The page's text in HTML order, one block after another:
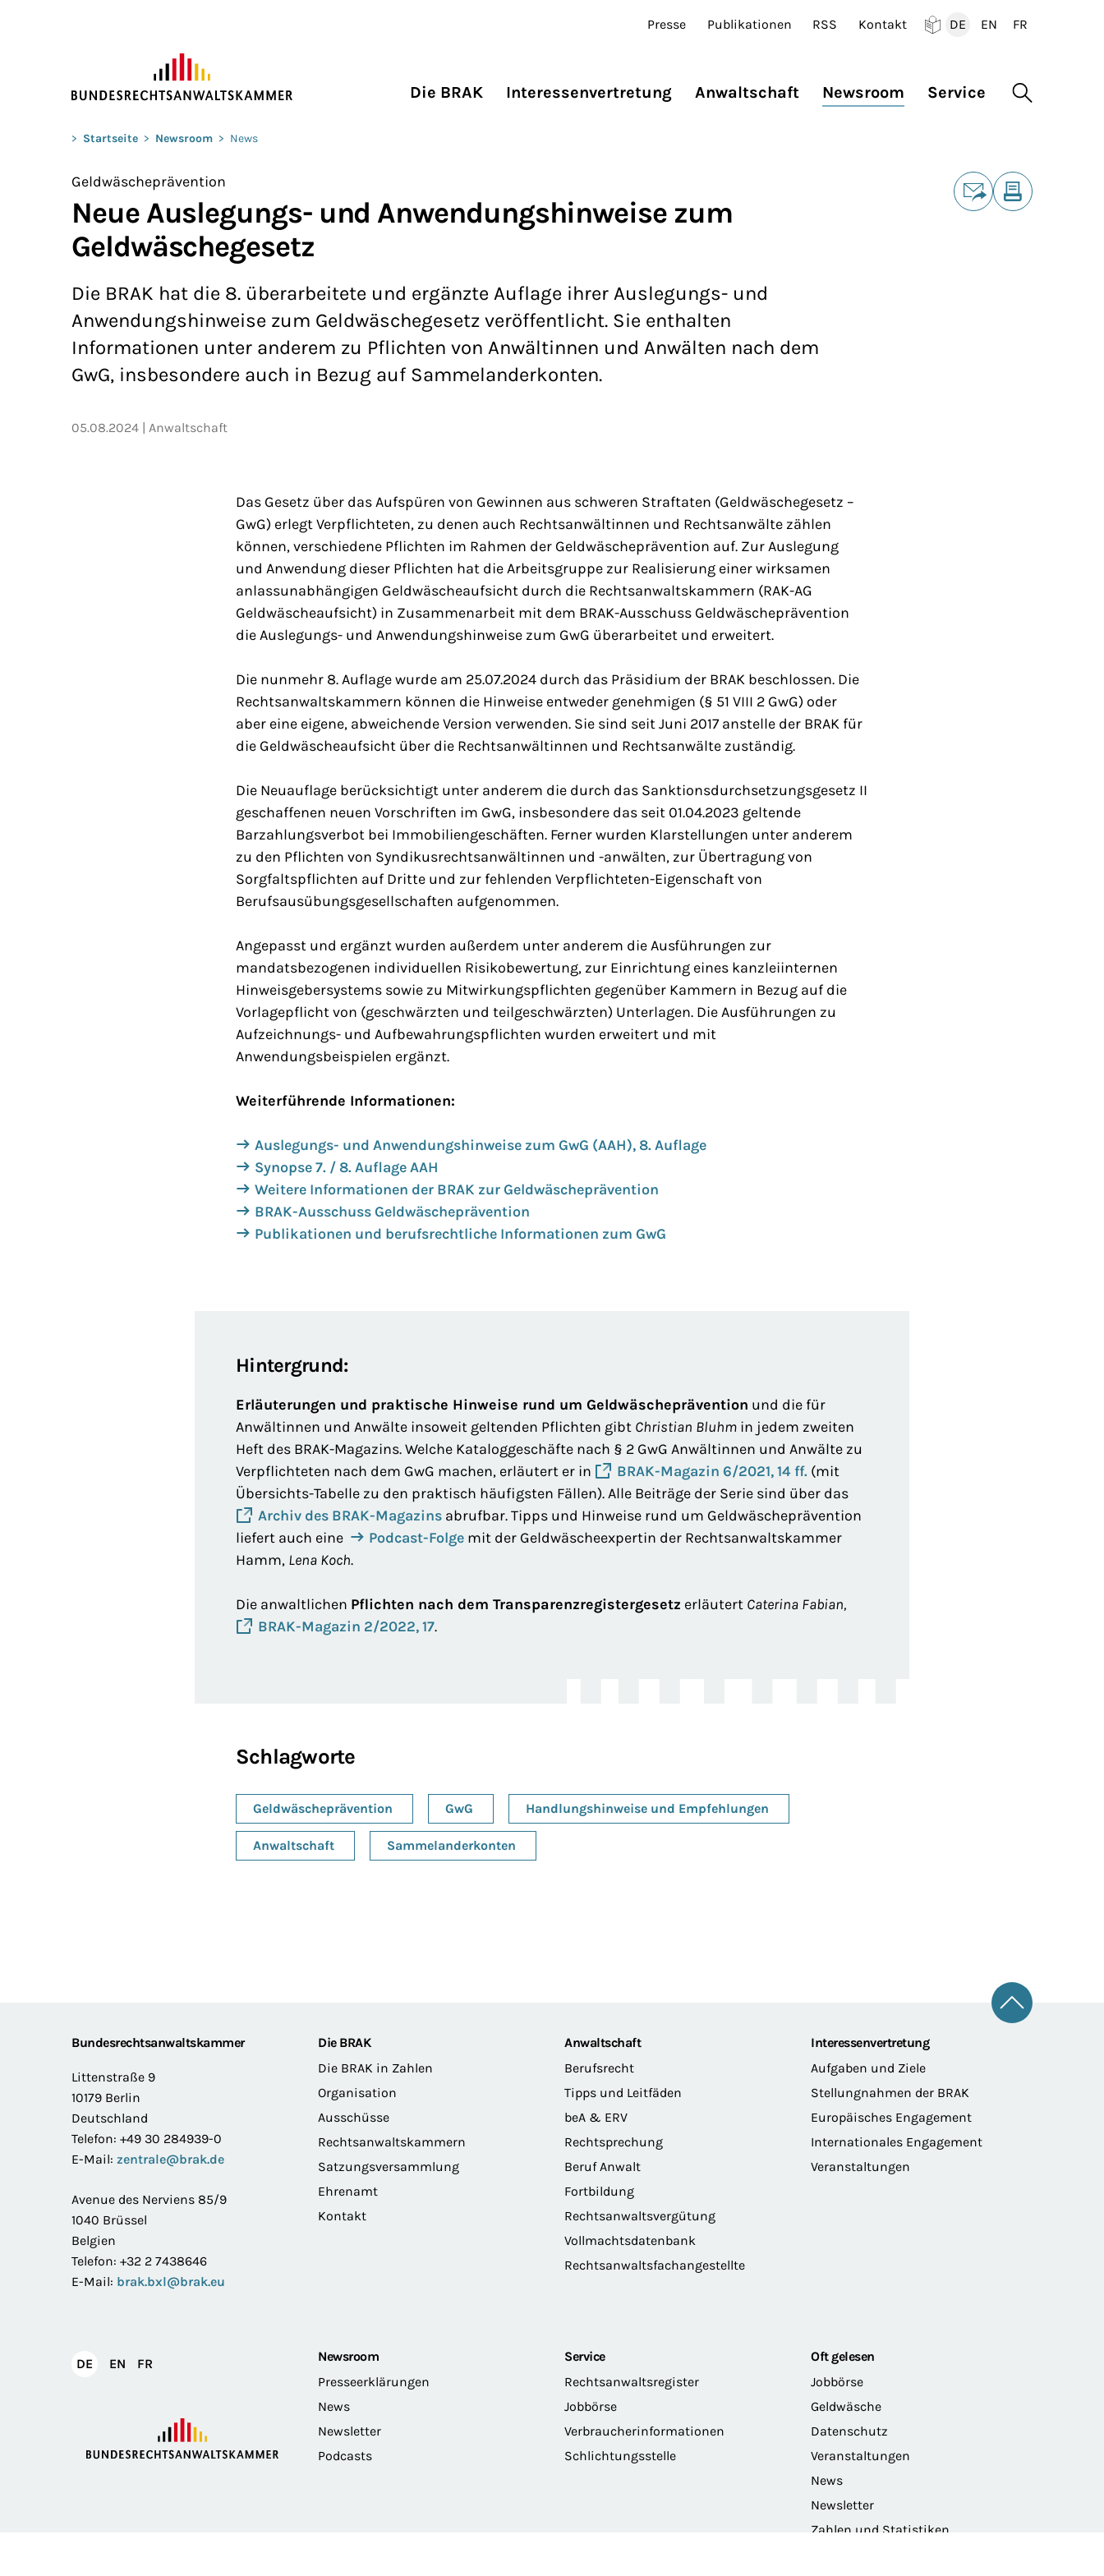
Presse Publikationen RSS Kontakt
DE
EN
FR
Die BRAK Interessenvertretung Anwaltschaft Newsroom Service Suche
Sie befinden sich hier:
> Startseite > Newsroom > News
Geldwäscheprävention
Neue Auslegungs- und Anwendungshinweise zum
Geldwäschegesetz
Die BRAK hat die 8. überarbeitete und ergänzte Auflage ihrer Auslegungs- und
Anwendungshinweise zum Geldwäschegesetz veröffentlicht. Sie enthalten
Informationen unter anderem zu Pflichten von Anwältinnen und Anwälten nach dem
GwG, insbesondere auch in Bezug auf Sammelanderkonten.
05.08.2024 Anwaltschaft
Das Gesetz über das Aufspüren von Gewinnen aus schweren Straftaten (Geldwäschegesetz –
GwG) erlegt Verpflichteten, zu denen auch Rechtsanwältinnen und Rechtsanwälte zählen
können, verschiedene Pflichten im Rahmen der Geldwäscheprävention auf. Zur Auslegung
und Anwendung dieser Pflichten hat die Arbeitsgruppe zur Realisierung einer wirksamen
anlassunabhängigen Geldwäscheaufsicht durch die Rechtsanwaltskammern (RAK-AG
Geldwäscheaufsicht) in Zusammenarbeit mit dem BRAK-Ausschuss Geldwäscheprävention
die Auslegungs- und Anwendungshinweise zum GwG überarbeitet und erweitert.
Die nunmehr 8. Auflage wurde am 25.07.2024 durch das Präsidium der BRAK beschlossen. Die
Rechtsanwaltskammern können die Hinweise entweder genehmigen (§ 51 VIII 2 GwG) oder
aber eine eigene, abweichende Version verwenden. Sie sind seit Juni 2017 anstelle der BRAK für
die Geldwäscheaufsicht über die Rechtsanwältinnen und Rechtsanwälte zuständig.
Die Neuauflage berücksichtigt unter anderem die durch das Sanktionsdurchsetzungsgesetz II
geschaffenen neuen Vorschriften im GwG, insbesondere das seit 01.04.2023 geltende
Barzahlungsverbot bei Immobiliengeschäften. Ferner wurden Klarstellungen unter anderem
zu den Pflichten von Syndikusrechtsanwältinnen und -anwälten, zur Übertragung von
Sorgfaltspflichten auf Dritte und zur fehlenden Verpflichteten-Eigenschaft von
Berufsausübungsgesellschaften aufgenommen.
Angepasst und ergänzt wurden außerdem unter anderem die Ausführungen zur
mandatsbezogenen individuellen Risikobewertung, zur Einrichtung eines kanzleiinternen
Hinweisgebersystems sowie zu Mitwirkungspflichten gegenüber Kammern in Bezug auf die
Vorlagepflicht von (geschwärzten und teilgeschwärzten) Unterlagen. Die Ausführungen zu
Aufzeichnungs- und Aufbewahrungspflichten wurden erweitert und mit
Anwendungsbeispielen ergänzt.
Weiterführende Informationen:
Auslegungs- und Anwendungshinweise zum GwG (AAH), 8. Auflage
Synopse 7. / 8. Auflage AAH
Weitere Informationen der BRAK zur Geldwäscheprävention
BRAK-Ausschuss Geldwäscheprävention
Publikationen und berufsrechtliche Informationen zum GwG
Hintergrund:
Erläuterungen und praktische Hinweise rund um Geldwäscheprävention und die für
Anwältinnen und Anwälte insoweit geltenden Pflichten gibt Christian Bluhm in jedem zweiten
Heft des BRAK-Magazins. Welche Kataloggeschäfte nach § 2 GwG Anwältinnen und Anwälte zu
Verpflichteten nach dem GwG machen, erläutert er in
BRAK-Magazin 6/2021, 14 ff. (mit
Übersichts-Tabelle zu den praktisch häufigsten Fällen). Alle Beiträge der Serie sind über das
Archiv des BRAK-Magazinsabrufbar. Tipps und Hinweise rund um Geldwäscheprävention
liefert auch eine
Podcast-Folgemit der Geldwäscheexpertin der Rechtsanwaltskammer
Hamm, Lena Koch.
Die anwaltlichen Pflichten nach dem Transparenzregistergesetz erläutert Caterina Fabian,
BRAK-Magazin 2/2022, 17.
Schlagworte
Geldwäscheprävention GwG Handlungshinweise und Empfehlungen
Anwaltschaft Sammelanderkonten
Footer
Zum
Bundesrechtsanwaltskammer
Littenstraße 9
10179 Berlin
Deutschland
Telefon: +49 30 284939-0
E-Mail: zentrale@brak.de
Avenue des Nerviens 85/9
1040 Brüssel
Belgien
Telefon: +32 2 7438646
E-Mail: brak.bxl@brak.eu
Die BRAK
Die BRAK in Zahlen
Organisation
Ausschüsse
Rechtsanwaltskammern
Satzungsversammlung
Ehrenamt
Kontakt
Anwaltschaft
Berufsrecht
Tipps und Leitfäden
beA & ERV
Rechtsprechung
Beruf Anwalt
Fortbildung
Rechtsanwaltsvergütung
Vollmachtsdatenbank
Rechtsanwaltsfachangestellte
Interessenvertretung
Aufgaben und Ziele
Stellungnahmen der BRAK
Europäisches Engagement
Internationales Engagement
Veranstaltungen
DEDeutsch
EN English
FR
Newsroom
Presseerklärungen
News
Newsletter
Podcasts
Service
Rechtsanwaltsregister
Jobbörse
Verbraucherinformationen
Schlichtungsstelle
Oft gelesen
Jobbörse
Geldwäsche
Datenschutz
Veranstaltungen
News
Newsletter
Zahlen und Statistiken